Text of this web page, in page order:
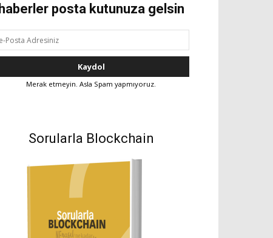
haberler posta kutunuza gelsin
Merak etmeyin. Asla Spam yapmıyoruz.
Sorularla Blockchain